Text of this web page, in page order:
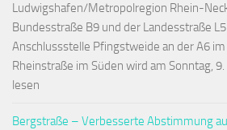
Ludwigshafen/Metropolregion Rhein-
Bundesstraße B9 und der Landesstraße
Anschlussstelle Pfingstweide an der A6
Rheinstraße im Süden wird am Sonntag,
lesen
Bergstraße – Verbesserte Abstimmung